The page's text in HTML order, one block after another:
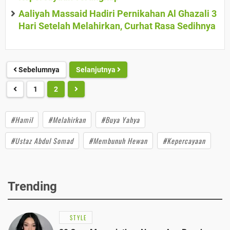
Aaliyah Massaid Hadiri Pernikahan Al Ghazali 3
Hari Setelah Melahirkan, Curhat Rasa Sedihnya
Sebelumnya Selanjutnya
1 2
#Hamil #Melahirkan
#Buya Yahya
#Ustaz Abdul Somad
#Membunuh Hewan #Kepercayaan
Trending
STYLE